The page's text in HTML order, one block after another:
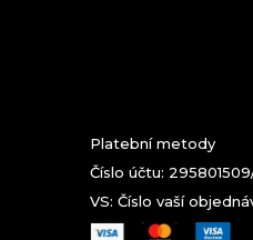
Platební metody
Číslo účtu:
VS: Číslo vaší